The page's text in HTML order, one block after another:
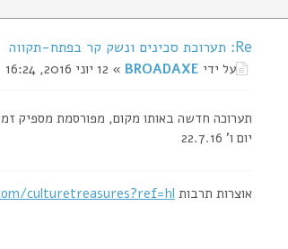
Re: תערוכת סכינים ונשק קר בפתח-תקווה
על ידי BROADAXE » 12 יוני 2016, 16:24
תערוכה חדשה באותו מקום, מפורסמת מספיק
יום ו' 22.7.16
אוצרות תרבותculturetreasures?ref=hl